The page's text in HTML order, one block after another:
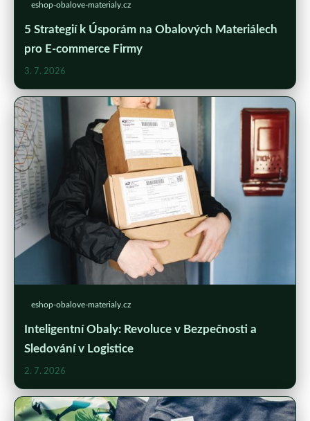
eshop-obalove-materialy.cz
5 Strategií k Úsporám na Obalových Materiálech
pro E-commerce Firmy
3. 7. 2026
eshop-obalove-materialy.cz
Inteligentní Obaly: Revoluce v Bezpečnosti a
Sledování v Logistice
2. 7. 2026